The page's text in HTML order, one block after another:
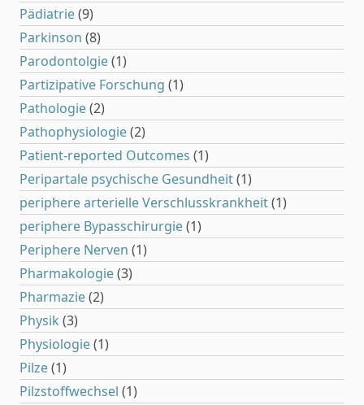
Pädiatrie(9)
Parkinson (8)
Parodontolgie(1)
Partizipative Forschung (1)
Pathologie(2)
Pathophysiologie(2)
Patient-reported Outcomes (1)
Peripartale psychische Gesundheit(1)
periphere arterielle Verschlusskrankheit(1)
periphere Bypasschirurgie(1)
Periphere Nerven (1)
Pharmakologie(3)
Pharmazie(2)
Physik (3)
Physiologie(1)
Pilze(1)
Pilzstoffwechsel (1)